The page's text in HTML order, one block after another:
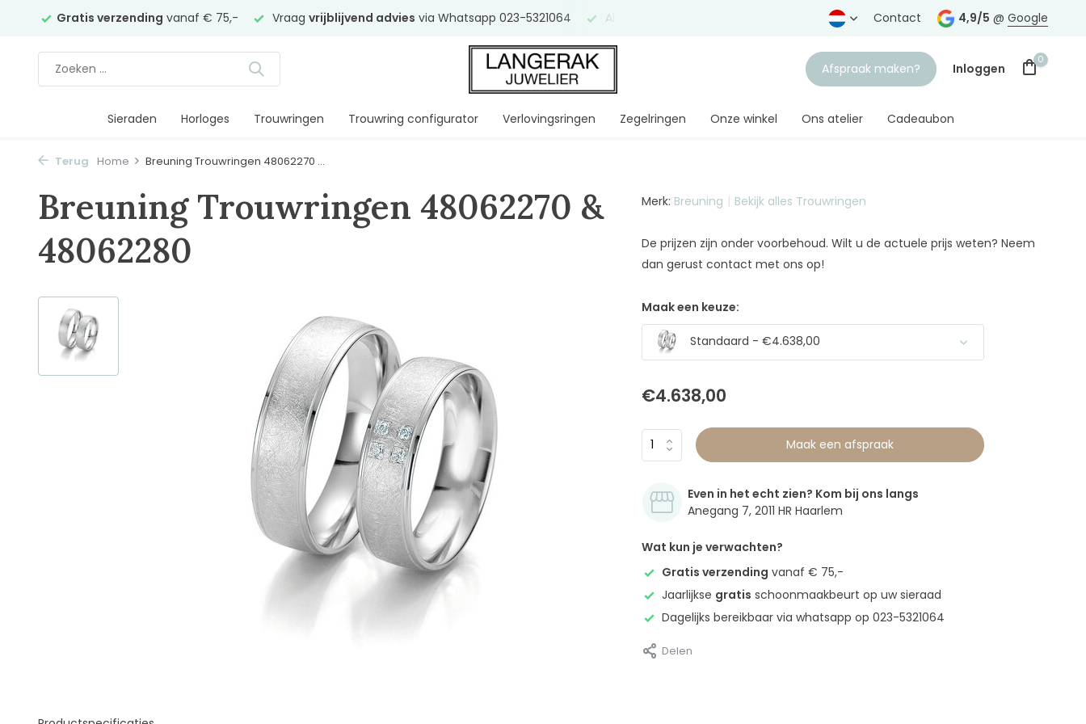
Gratis verzending vanaf € 75,- Vraag vrijblijvend advies via Whatsapp 023-5321064 Al Gratis verzending vanaf € 75,-
Contact 4,9/5 @ Google
Afspraak maken? Inloggen
0
Sieraden Horloges Trouwringen Trouwring configurator Verlovingsringen Zegelringen Onze winkel Ons atelier Cadeaubon
Terug Home Breuning Trouwringen 48062270 ...
Breuning Trouwringen 48062270 &
48062280
Merk: Breuning Bekijk alles Trouwringen
De prijzen zijn onder voorbehoud. Wilt u de actuele prijs weten? Neem
dan gerust contact met ons op!
Maak een keuze:
Standaard - €4.638,00
€4.638,00
Maak een afspraak
Even in het echt zien? Kom bij ons langs
Anegang 7, 2011 HR Haarlem
Wat kun je verwachten?
Gratis verzending vanaf € 75,-
Jaarlijkse gratis schoonmaakbeurt op uw sieraad
Dagelijks bereikbaar via whatsapp op 023-5321064
Delen